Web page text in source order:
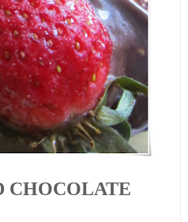
CHOCOLATE